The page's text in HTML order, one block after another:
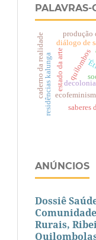
PALAVRAS-
estado da arte
residências kalunga
diálogo de
saberes
quilombos
caderno da realidade produção
ANÚNCIOS
Dossiê
Rurais,